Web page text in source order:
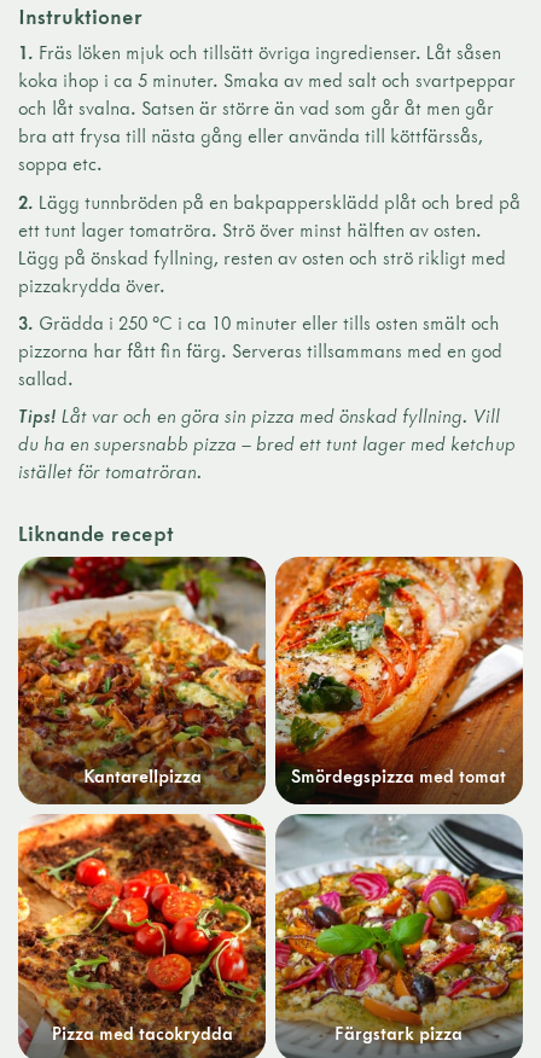
Instruktioner
1. Fräs löken mjuk och tillsätt övriga ingredienser. Låt såsen
koka ihop i ca 5 minuter. Smaka av med salt och svartpeppar
och låt svalna. Satsen är större än vad som går åt men går
bra att frysa till nästa gång eller använda till köttfärssås,
soppa etc.
2. Lägg tunnbröden på en bakpappersklädd plåt och bred på
ett tunt lager tomatröra. Strö över minst hälften av osten.
Lägg på önskad fyllning, resten av osten och strö rikligt med
pizzakrydda över.
3. Grädda i 250 °C i ca 10 minuter eller tills osten smält och
pizzorna har fått fin färg. Serveras tillsammans med en god
sallad.
Tips! Låt var och en göra sin pizza med önskad fyllning. Vill
du ha en supersnabb pizza – bred ett tunt lager med ketchup
istället för tomatröran.
Liknande recept
Kantarellpizza Smördegspizza med tomat
Pizza med tacokrydda Färgstark pizza